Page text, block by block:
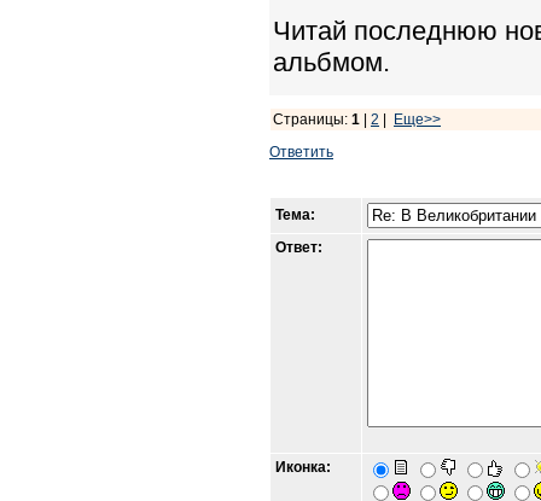
Читай последнюю
альбмом.
Страницы: 1 2
Еще>>
Ответить
Тема:
Ответ:
Иконка: